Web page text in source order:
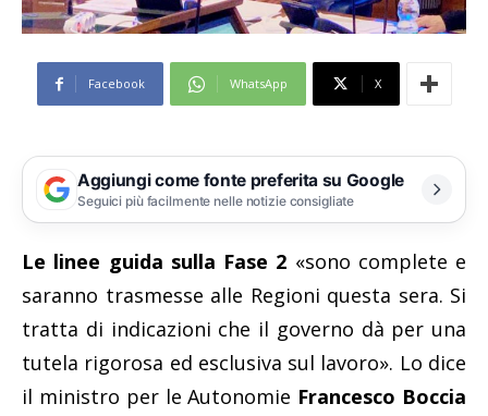
Facebook WhatsApp X
Aggiungi come fonte preferita su Google
Seguici più facilmente nelle notizie consigliate
Le linee guida sulla Fase 2 «sono complete e
saranno trasmesse alle Regioni questa sera. Si
tratta di indicazioni che il governo dà per una
tutela rigorosa ed esclusiva sul lavoro». Lo dice
il ministro per le Autonomie Francesco Boccia